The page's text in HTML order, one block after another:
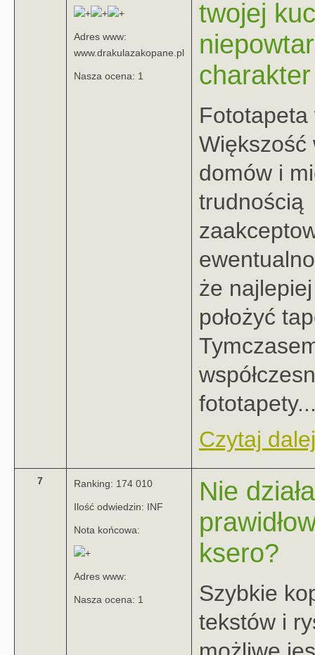
Adres www:
www.drakulazakopane.pl
Nasza ocena: 1
twojej
charakter
Większość
domów i
trudnością
że
położyć
Czytaj
7 Ranking: 174 010
Ilość odwiedzin: INF
Nota końcowa:
Adres www:
Nasza ocena: 1
Nie działa
ksero?
Szybkie
tekstów i